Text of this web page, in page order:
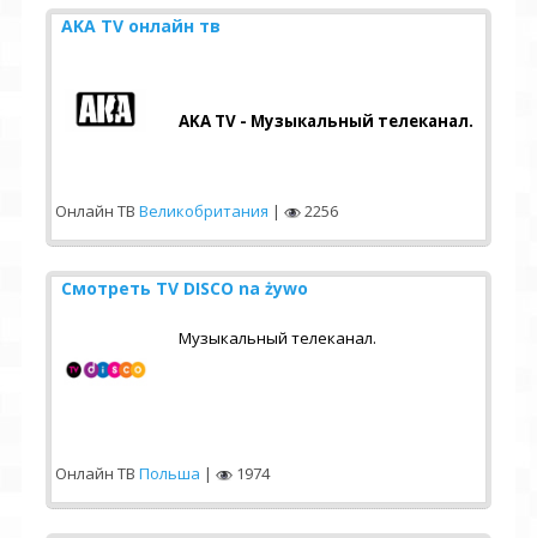
AKA TV онлайн тв
AKA TV - Музыкальный телеканал.
Онлайн ТВ Великобритания | 2256
Смотреть TV DISCO na żywo
Музыкальный телеканал.
Онлайн ТВ Польша | 1974